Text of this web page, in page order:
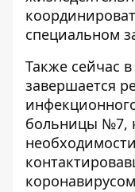
специальном
Также сейчас
завершается
больницы №7,